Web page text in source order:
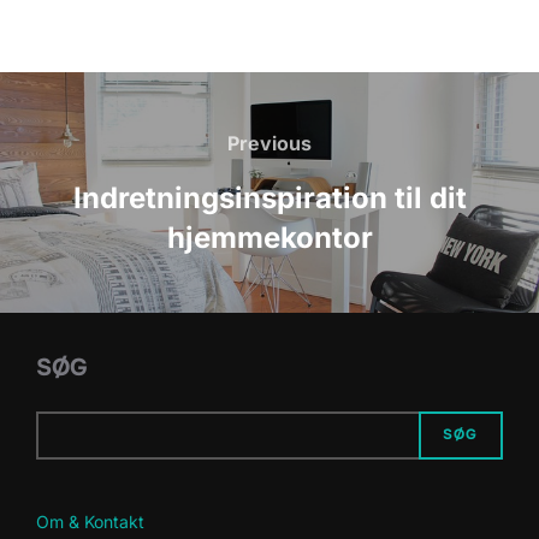
Indlægsnavigation
Previous
Previous
Indretningsinspiration til dit
hjemmekontor
SØG
SØG
Om & Kontakt